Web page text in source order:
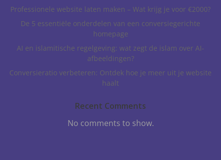
Professionele website laten maken – Wat krijg je voor €2000?
De 5 essentiële onderdelen van een conversiegerichte
homepage
AI en islamitische regelgeving: wat zegt de islam over AI-
afbeeldingen?
Conversieratio verbeteren: Ontdek hoe je meer uit je website
haalt
Recent Comments
No comments to show.